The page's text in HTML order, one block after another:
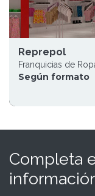
Reprepol
Franquicias de
Según formato
Completa